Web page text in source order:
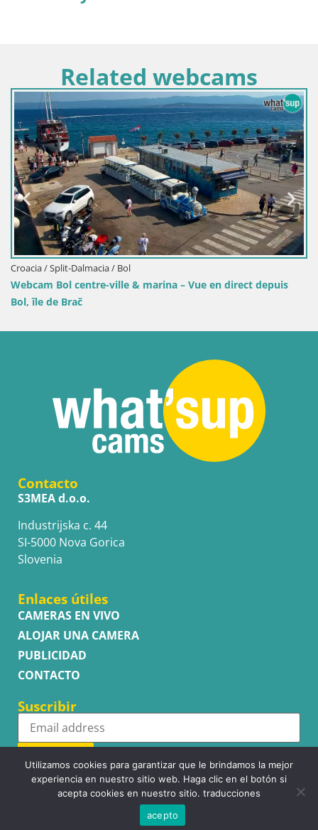
Related webcams
Croacia / Split-Dalmacia / Bol
Webcam Bol centre-ville & marina – Vue en direct depuis
Bol, île de Brač
Contacto
S3MEA d.o.o.
Industrijska c. 44
SI-5000 Nova Gorica
Slovenia
Enlaces útiles
CAMERAS EN VIVO
ALOJAR UNA CAMERA
PUBLICIDAD
CONTACTO
Suscribir
Subscribe
Copyright © WhatsupCams 2016 - 2026. All right reserved.
Utilizamos cookies para garantizar que le brindamos la mejor
experiencia en nuestro sitio web. Haga clic en el botón si
acepta cookies en nuestro sitio. traducciones
acepto